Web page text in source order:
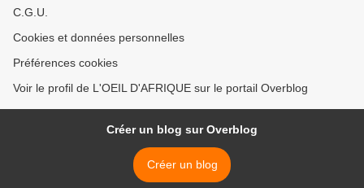
C.G.U.
Cookies et données personnelles
Préférences cookies
Voir le profil de L'OEIL D'AFRIQUE sur le portail Overblog
Créer un blog sur Overblog
Créer un blog